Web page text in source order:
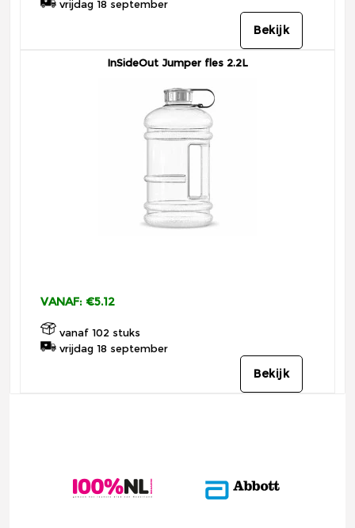
vrijdag 18 september
Bekijk
InSideOut Jumper fles 2.2L
VANAF: €5.12
vanaf 102 stuks
vrijdag 18 september
Bekijk